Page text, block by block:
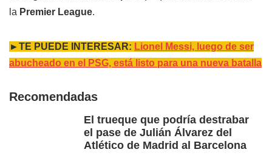
la Premier League.
►TE PUEDE INTERESAR: Lionel Messi, luego de ser
abucheado en el PSG, está listo para una nueva batalla
Recomendadas
El trueque que podría destrabar
el pase de Julián Álvarez del
Atlético de Madrid al Barcelona